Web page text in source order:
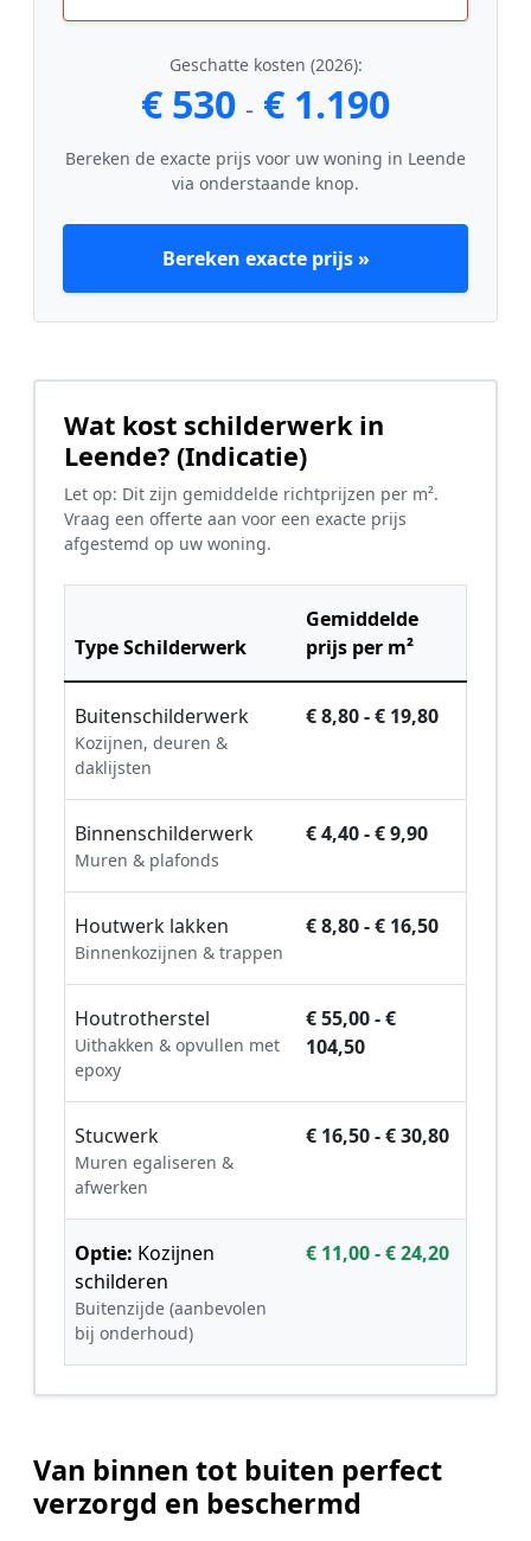
Geschatte kosten (2026):
€ 530 - € 1.190
Bereken de exacte prijs voor uw woning in Leende
via onderstaande knop.
Bereken exacte prijs »
Wat kost schilderwerk in
Leende? (Indicatie)
Let op: Dit zijn gemiddelde richtprijzen per m².
Vraag een offerte aan voor een exacte prijs
afgestemd op uw woning.
Type Schilderwerk
Gemiddelde
prijs per m²
Buitenschilderwerk
Kozijnen, deuren &
daklijsten
€ 8,80 - € 19,80
Binnenschilderwerk
Muren & plafonds
€ 4,40 - € 9,90
Houtwerk lakken
Binnenkozijnen & trappen
€ 8,80 - € 16,50
Houtrotherstel
Uithakken & opvullen met
epoxy
€ 55,00 - €
104,50
Stucwerk
Muren egaliseren &
afwerken
€ 16,50 - € 30,80
Optie: Kozijnen
schilderen
Buitenzijde (aanbevolen
bij onderhoud)
€ 11,00 - € 24,20
Van binnen tot buiten perfect
verzorgd en beschermd